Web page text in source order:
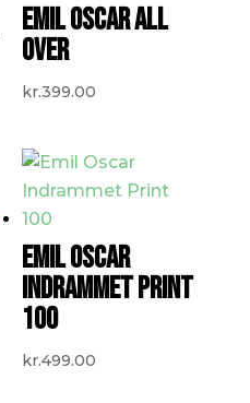
EMIL OSCAR ALL
OVER
kr.399.00
EMIL OSCAR
INDRAMMET PRINT
100
kr.499.00